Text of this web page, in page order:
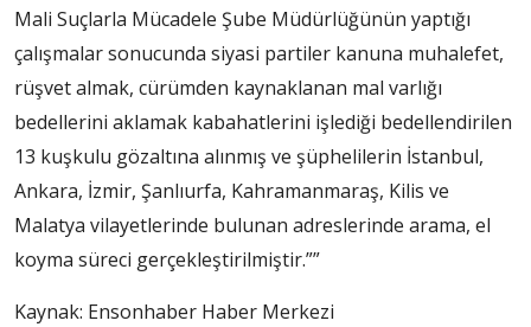
Mali Suçlarla Mücadele Şube Müdürlüğünün yaptığı
çalışmalar sonucunda siyasi partiler kanuna muhalefet,
rüşvet almak, cürümden kaynaklanan mal varlığı
bedellerini aklamak kabahatlerini işlediği bedellendirilen
13 kuşkulu gözaltına alınmış ve şüphelilerin İstanbul,
Ankara, İzmir, Şanlıurfa, Kahramanmaraş, Kilis ve
Malatya vilayetlerinde bulunan adreslerinde arama, el
koyma süreci gerçekleştirilmiştir.””
Kaynak: Ensonhaber Haber Merkezi